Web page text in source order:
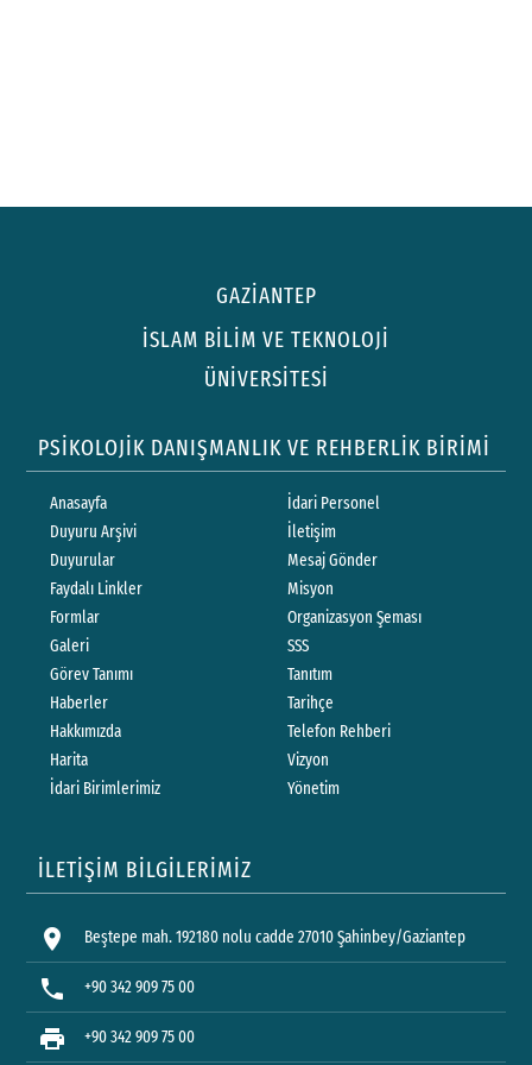
GAZİANTEP
İSLAM BİLİM VE TEKNOLOJİ
ÜNİVERSİTESİ
PSİKOLOJİK DANIŞMANLIK VE REHBERLİK BİRİMİ
Anasayfa
Duyuru Arşivi
Duyurular
Faydalı Linkler
Formlar
Galeri
Görev Tanımı
Haberler
Hakkımızda
Harita
İdari Birimlerimiz
İdari Personel
İletişim
Mesaj Gönder
Misyon
Organizasyon Şeması
SSS
Tanıtım
Tarihçe
Telefon Rehberi
Vizyon
Yönetim
İLETİŞİM BİLGİLERİMİZ
location_on Beştepe mah. 192180 nolu cadde 27010 Şahinbey/Gaziantep
phone +90 342 909 75 00
print +90 342 909 75 00